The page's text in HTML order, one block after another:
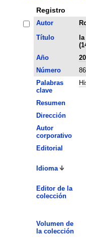
Registro
Autor
Título
Año
Número
86
Palabras
clave
Resumen
Dirección
Autor
corporativo
Editorial
Idioma
Editor de la
colección
Volumen de
la colección